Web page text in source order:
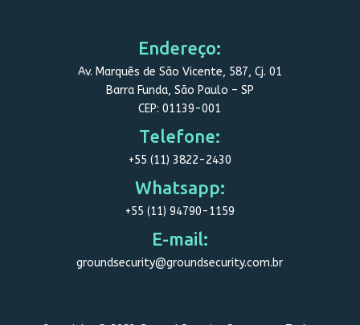
Endereço:
Av. Marquês de São Vicente, 587, Cj. 01
Barra Funda, São Paulo – SP
CEP: 01139-001
Telefone:
+55 (11) 3822-2430
Whatsapp:
+55 (11) 94790-1159
E-mail:
groundsecurity@groundsecurity.com.br